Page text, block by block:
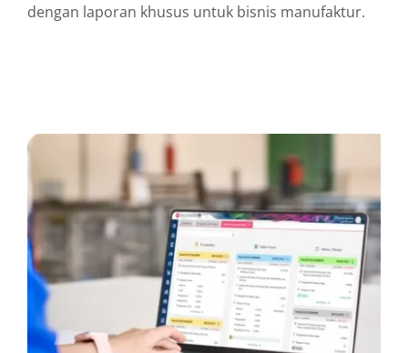
dengan laporan khusus untuk bisnis manufaktur.